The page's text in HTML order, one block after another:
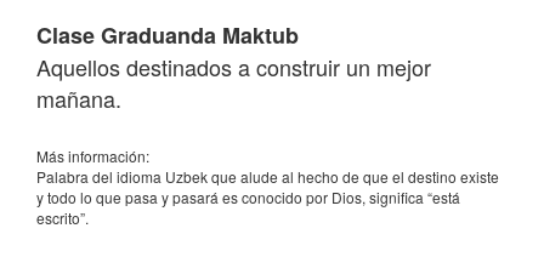
Clase Graduanda Maktub
Aquellos destinados a construir un mejor
mañana.
Más información:
Palabra del idioma Uzbek que alude al hecho de que el destino existe
y todo lo que pasa y pasará es conocido por Dios, significa “está
escrito”.